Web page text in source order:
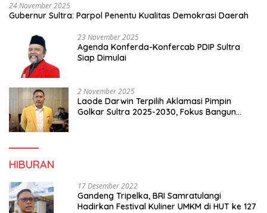
24 November 2025
Gubernur Sultra: Parpol Penentu Kualitas Demokrasi Daerah
23 November 2025
Agenda Konferda-Konfercab PDIP Sultra
Siap Dimulai
2 November 2025
Laode Darwin Terpilih Aklamasi Pimpin
Golkar Sultra 2025-2030, Fokus Bangun
HIBURAN
17 Desember 2022
Gandeng Tripelka, BRI Samratulangi
Hadirkan Festival Kuliner UMKM di HUT ke 127